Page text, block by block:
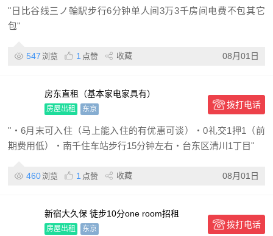
"日比谷线三ノ輪駅步行6分钟单人间3万3千房间电费不包其它
包"
547 浏览 1 点赞 收藏 08月01日
房东直租（基本家电家具有）
房屋出租 东京 拨打电话
"・6月末可入住（马上能入住的有优惠可谈）・0礼交1押1（前
期费用低）・南千住车站步行15分钟左右・台东区清川1丁目"
460浏览 1 点赞 收藏 08月01日
新宿大久保 徒步10分one room招租
房屋出租 东京 拨打电话